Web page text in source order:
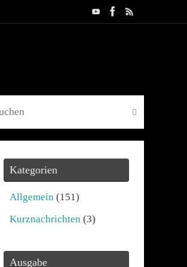
Suchen
Kategorien
Allgemein (151)
Kurznachrichten (3)
Ausgabe